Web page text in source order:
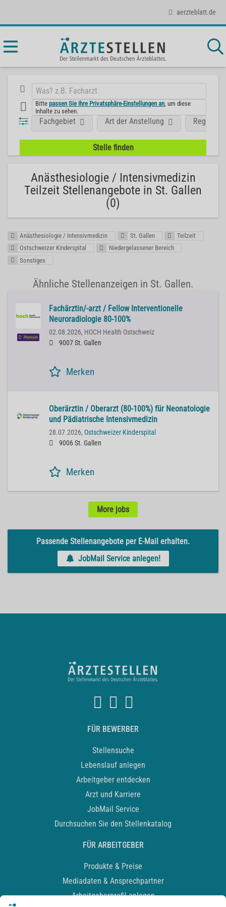
aerzteblatt.de
Bittepassen Sie Ihre Privatsphäre-Einstellungen an , um diese
Inhalte zu sehen.
Fachgebiet Art der Anstellung Region
Anästhesiologie / Intensivmedizin
Teilzeit Stellenangebote in St. Gallen
(0)
Anästhesiologie / Intensivmedizin St. Gallen
Teilzeit
Ostschweizer Kinderspital
Niedergelassener Bereich
Sonstiges
Ähnliche Stellenanzeigen in St. Gallen.
Premium
Fachärztin/-arzt / Fellow Interventionelle
Neuroradiologie 80-100%
02.08.2026, HOCH Health Ostschweiz
9007 St. Gallen
Merken
Oberärztin / Oberarzt (80-100%) für Neonatologie
und Pädiatrische Intensivmedizin
28.07.2026, Ostschweizer Kinderspital
9006 St. Gallen
Merken
More jobs
Passende Stellenangebote per E-Mail erhalten.
JobMail Service anlegen!
FÜR BEWERBER
Stellensuche
Lebenslauf anlegen
Arbeitgeber entdecken
Arzt und Karriere
JobMail Service
Durchsuchen Sie den Stellenkatalog
FÜR ARBEITGEBER
Produkte & Preise
Mediadaten & Ansprechpartner
Arbeitgeberprofil anlegen